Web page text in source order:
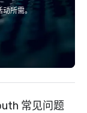
or walk away with a
innovation playbook,
Fully customizable by
seniority, and
所需。
常见问题